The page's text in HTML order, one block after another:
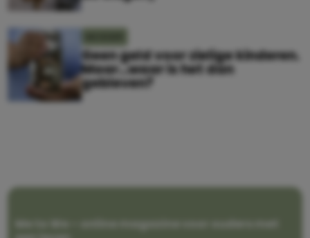
Geen geld voor zielige kinderen.
Maar…waar is het dan
gebleven?
Me to We – online magazine voor ouders met